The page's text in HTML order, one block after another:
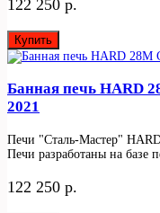
122 250 р.
Купить
Банная печь HARD
2021
Печи "Сталь-Мастер"
Печи разработаны на базе
122 250 р.